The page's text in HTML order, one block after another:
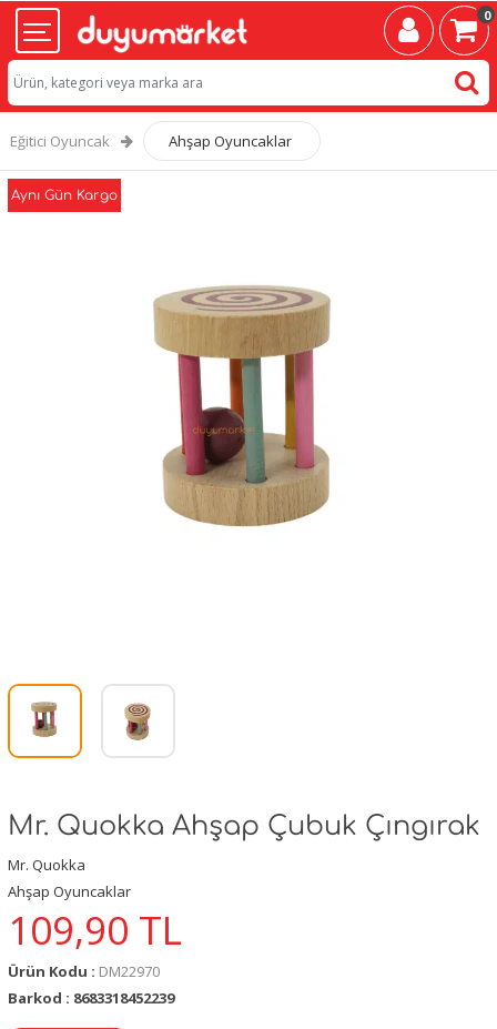
0
Eğitici Oyuncak Ahşap Oyuncaklar
Aynı Gün Kargo
Mr. Quokka Ahşap Çubuk Çıngırak
Mr. Quokka
Ahşap Oyuncaklar
109,90 TL
Ürün Kodu : DM22970
Barkod : 8683318452239